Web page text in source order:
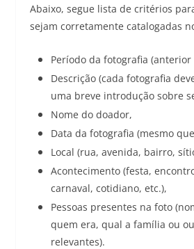
Abaixo, segue lista de critérios
sejam corretamente catalogadas
Período da fotografia (anterior
Descrição (cada fotografia
uma breve introdução sobre
Nome do doador,
Data da fotografia (mesmo
Local (rua, avenida, bairro,
Acontecimento (festa,
carnaval, cotidiano, etc.),
Pessoas presentes na foto
quem era, qual a família ou
relevantes).